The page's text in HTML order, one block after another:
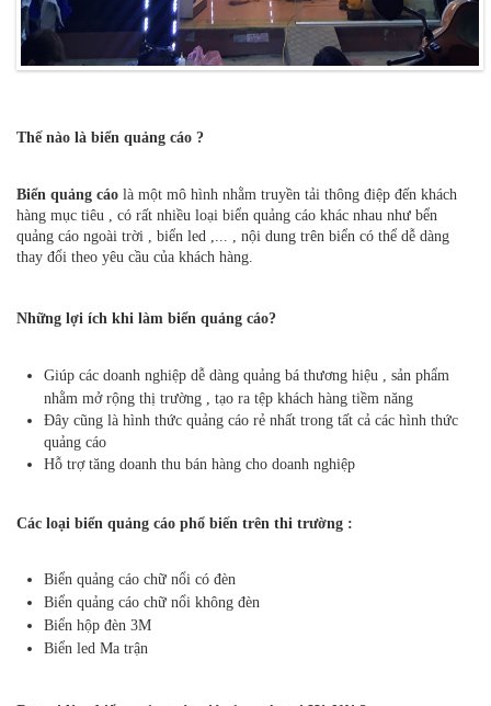
Thế nào là biển quảng cáo ?
Biển quảng cáo là một mô hình nhằm truyền tải thông điệp đến khách
hàng mục tiêu , có rất nhiều loại biển quảng cáo khác nhau như bển
quảng cáo ngoài trời , biển led ,... , nội dung trên biển có thể dễ dàng
thay đổi theo yêu cầu của khách hàng.
Những lợi ích khi làm biển quảng cáo?
Giúp các doanh nghiệp dễ dàng quảng bá thương hiệu , sản phẩm
nhằm mở rộng thị trường , tạo ra tệp khách hàng tiềm năng
Đây cũng là hình thức quảng cáo rẻ nhất trong tất cả các hình thức
quảng cáo
Hỗ trợ tăng doanh thu bán hàng cho doanh nghiệp
Các loại biển quảng cáo phổ biến trên thi trường :
Biển quảng cáo chữ nổi có đèn
Biển quảng cáo chữ nổi không đèn
Biển hộp đèn 3M
Biển led Ma trận